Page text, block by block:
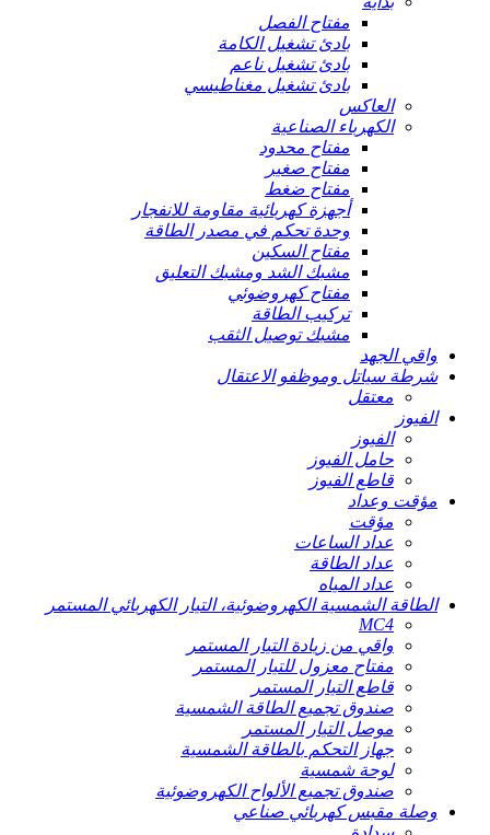
مفتاح الفصل
بادئ تشغيل الكامة
بادئ تشغيل ناعم
بادئ تشغيل مغناطيسي
العاكس
الكهرباء الصناعية
مفتاح محدود
مفتاح صغير
مفتاح ضغط
أجهزة كهربائية مقاومة للانفجار
وحدة تحكم في مصدر الطاقة
مفتاح السكين
مشبك الشد ومشبك التعليق
مفتاح كهروضوئي
تركيب الطاقة
مشبك توصيل الثقب
واقي الجهد
شرطة سياتل وموظفو الاعتقال
معتقل
الفيوز
الفيوز
حامل الفيوز
قاطع الفيوز
مؤقت وعداد
مؤقت
عداد الساعات
عداد الطاقة
عداد المياه
الطاقة الشمسية الكهروضوئية، التيار الكهربائي المستمر
MC4
واقي من زيادة التيار المستمر
مفتاح معزول للتيار المستمر
قاطع التيار المستمر
صندوق تجميع الطاقة الشمسية
موصل التيار المستمر
جهاز التحكم بالطاقة الشمسية
لوحة شمسية
صندوق تجميع الألواح الكهروضوئية
وصلة مقبس كهربائي صناعي